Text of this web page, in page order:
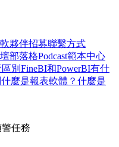
夥伴招募聯繫方式
部落格Podcast範本中心
別 FineBI和PowerBI有什
什麼是報表軟體？ 什麼是
警任務